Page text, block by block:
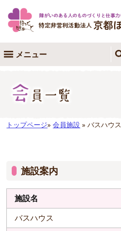
メニュー
トップページ»会員施設 » バスハウス
施設案内
施設名
バスハウス